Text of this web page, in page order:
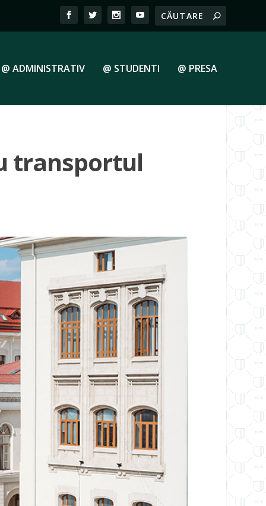
@ ADMINISTRATIV @ STUDENTI @ PRESA
transportul